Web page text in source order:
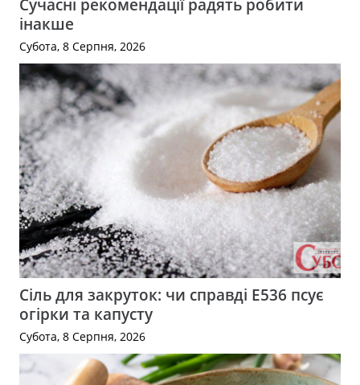
Сучасні рекомендації радять робити
інакше
Субота, 8 Серпня, 2026
Сіль для закруток: чи справді Е536 псує
огірки та капусту
Субота, 8 Серпня, 2026